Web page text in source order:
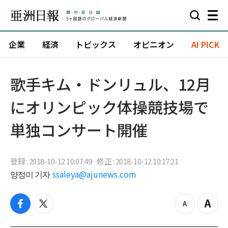
企業 経済 トピックス オピニオン AI PICK
歌手キム・ドンリュル、12月
にオリンピック体操競技場で
単独コンサート開催
登録 : 2018-10-12 10:07:49 修正 : 2018-10-12 10:17:21
양정미 기자 ssaleya@ajunews.com
f
t
z
Z